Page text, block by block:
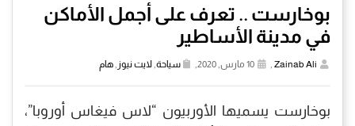
بوخارست .. تعرف على أجمل الأماكن
في مدينة الأساطير
Zainab Ali
, سياحة,لايت نيوز ,هام
بوخارست يسميها الأوربيون “لاس فيغاس أوروبا”،